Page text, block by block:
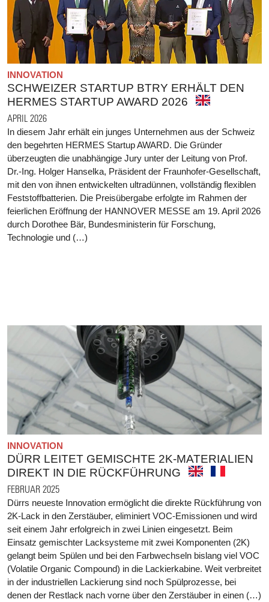
INNOVATION
SCHWEIZER STARTUP BTRY ERHÄLT DEN
HERMES STARTUP AWARD 2026
APRIL 2026
In diesem Jahr erhält ein junges Unternehmen aus der Schweiz
den begehrten HERMES Startup AWARD. Die Gründer
überzeugten die unabhängige Jury unter der Leitung von Prof.
Dr.-Ing. Holger Hanselka, Präsident der Fraunhofer-Gesellschaft,
mit den von ihnen entwickelten ultradünnen, vollständig flexiblen
Feststoffbatterien. Die Preisübergabe erfolgte im Rahmen der
feierlichen Eröffnung der HANNOVER MESSE am 19. April 2026
durch Dorothee Bär, Bundesministerin für Forschung,
Technologie und (…)
INNOVATION
DÜRR LEITET GEMISCHTE 2K-MATERIALIEN
DIREKT IN DIE RÜCKFÜHRUNG
FEBRUAR 2025
Dürrs neueste Innovation ermöglicht die direkte Rückführung von
2K-Lack in den Zerstäuber, eliminiert VOC-Emissionen und wird
seit einem Jahr erfolgreich in zwei Linien eingesetzt. Beim
Einsatz gemischter Lacksysteme mit zwei Komponenten (2K)
gelangt beim Spülen und bei den Farbwechseln bislang viel VOC
(Volatile Organic Compound) in die Lackierkabine. Weit verbreitet
in der industriellen Lackierung sind noch Spülprozesse, bei
denen der Restlack nach vorne über den Zerstäuber in einen (…)